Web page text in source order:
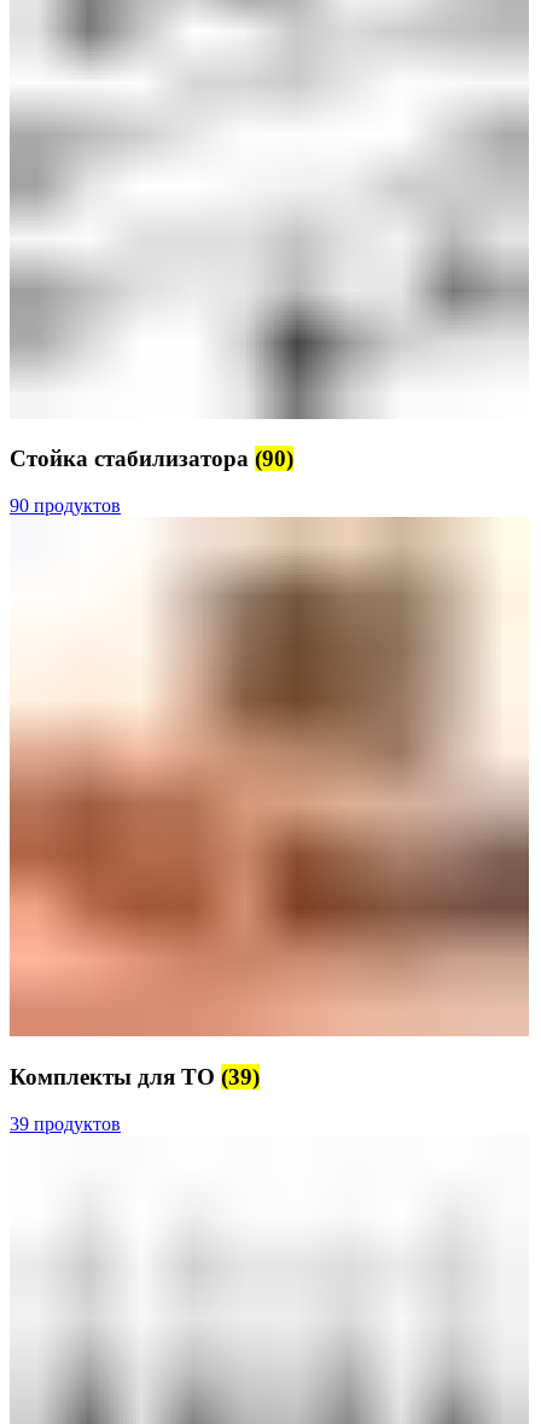
Стойка стабилизатора (90)
90 продуктов
Комплекты для ТО (39)
39 продуктов